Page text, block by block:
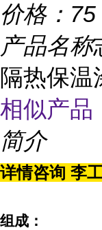
价格： 75
产品名称
隔热保温
相似产
简介
详情咨询 李
组成：